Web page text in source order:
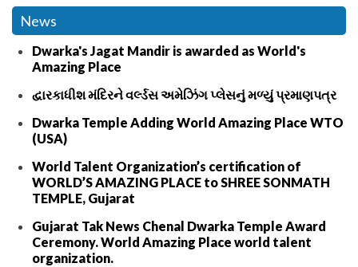
News
Dwarka's Jagat Mandir is awarded as World's
Amazing Place
દ્વારકાધીશ મંદિરને વર્લ્ડસ અમેઝિંગ પ્લેસનું મળ્યું પ્રમાણપત્ર
Dwarka Temple Adding World Amazing Place WTO
(USA)
World Talent Organization’s certification of
WORLD’S AMAZING PLACE to SHREE SONMATH
TEMPLE, Gujarat
Gujarat Tak News Chenal Dwarka Temple Award
Ceremony. World Amazing Place world talent
organization.